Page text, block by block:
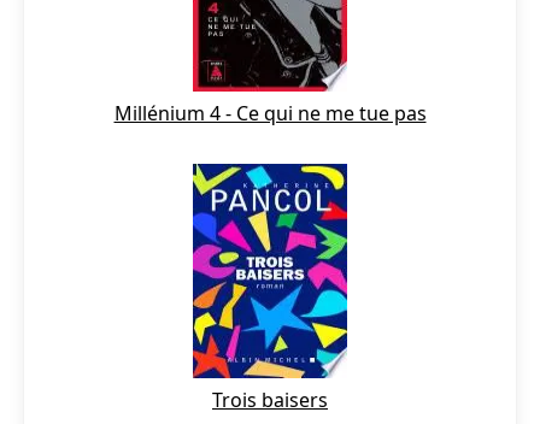
Millénium 4 - Ce qui ne me tue pas
Trois baisers